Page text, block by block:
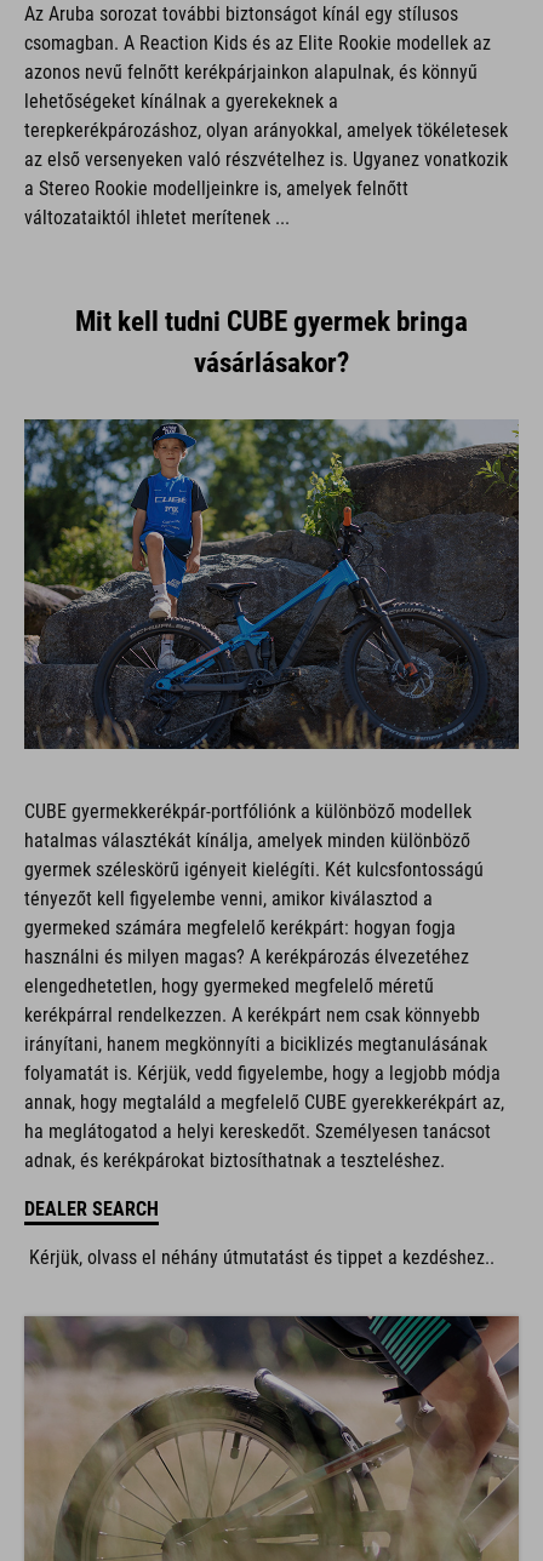
Az Aruba sorozat további biztonságot kínál egy stílusos
csomagban. A Reaction Kids és az Elite Rookie modellek az
azonos nevű felnőtt kerékpárjainkon alapulnak, és könnyű
lehetőségeket kínálnak a gyerekeknek a
terepkerékpározáshoz, olyan arányokkal, amelyek tökéletesek
az első versenyeken való részvételhez is. Ugyanez vonatkozik
a Stereo Rookie modelljeinkre is, amelyek felnőtt
változataiktól ihletet merítenek ...
Mit kell tudni CUBE gyermek bringa
vásárlásakor?
CUBE gyermekkerékpár-portfóliónk a különböző modellek
hatalmas választékát kínálja, amelyek minden különböző
gyermek széleskörű igényeit kielégíti. Két kulcsfontosságú
tényezőt kell figyelembe venni, amikor kiválasztod a
gyermeked számára megfelelő kerékpárt: hogyan fogja
használni és milyen magas? A kerékpározás élvezetéhez
elengedhetetlen, hogy gyermeked megfelelő méretű
kerékpárral rendelkezzen. A kerékpárt nem csak könnyebb
irányítani, hanem megkönnyíti a biciklizés megtanulásának
folyamatát is. Kérjük, vedd figyelembe, hogy a legjobb módja
annak, hogy megtaláld a megfelelő CUBE gyerekkerékpárt az,
ha meglátogatod a helyi kereskedőt. Személyesen tanácsot
adnak, és kerékpárokat biztosíthatnak a teszteléshez.
DEALER SEARCH
Kérjük, olvass el néhány útmutatást és tippet a kezdéshez..